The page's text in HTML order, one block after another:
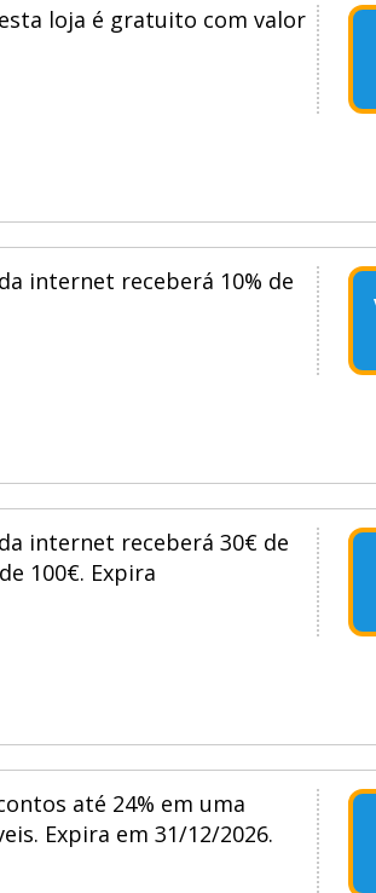
loja é gratuito com valor
internet receberá 10% de
internet receberá 30€ de
100€. Expira
até 24% em uma
Expira em 31/12/2026.